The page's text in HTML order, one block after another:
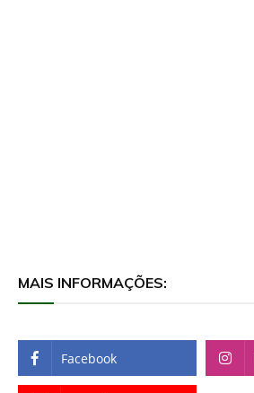
MAIS INFORMAÇÕES:
Facebook